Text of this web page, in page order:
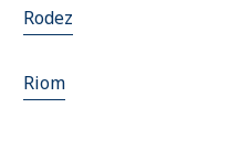
Rodez
Riom